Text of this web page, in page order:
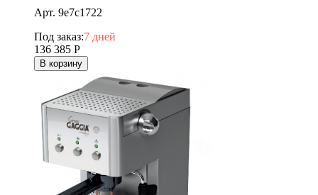
Арт. 9e7c1722
Под заказ:7 дней
136 385 Р
В корзину